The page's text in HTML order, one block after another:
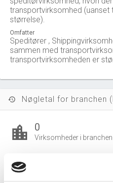
transportvirksomhed (uanset
størrelse).
Omfatter
Speditører ,
sammen med
transportvirksomheden er
history
location_city 0
Virksomheder i branchen
money